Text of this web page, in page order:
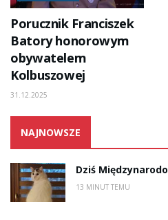
Porucznik Franciszek
Batory honorowym
obywatelem
Kolbuszowej
31.12.2025
NAJNOWSZE
Dziś
13 MINUT TEMU